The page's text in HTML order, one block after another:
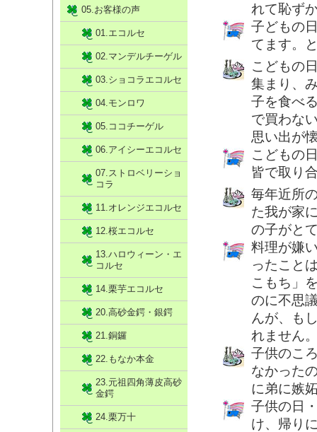
れて恥ず
子どもの
てます。
こどもの
集まり、
子を食べ
で買わな
思い出が
こどもの
皆で取り
毎年近所
た我が家
の子がと
料理が嫌
ったこと
こもち」
のに不思
んが、も
れません
子供のこ
なかった
に弟に嫉
子供の日
け、帰り
05.お客様の声
01.エコルセ
02.マンデルチーゲル
03.ショコラエコルセ
04.モンロワ
05.ココチーゲル
06.アイシーエコルセ
07.ストロベリーショ
コラ
11.オレンジエコルセ
12.桜エコルセ
13.ハロウィーン・エ
コルセ
14.栗芋エコルセ
20.高砂金鍔・銀鍔
21.銅鑼
22.もなか本金
23.元祖四角薄皮高砂
金鍔
24.栗万十